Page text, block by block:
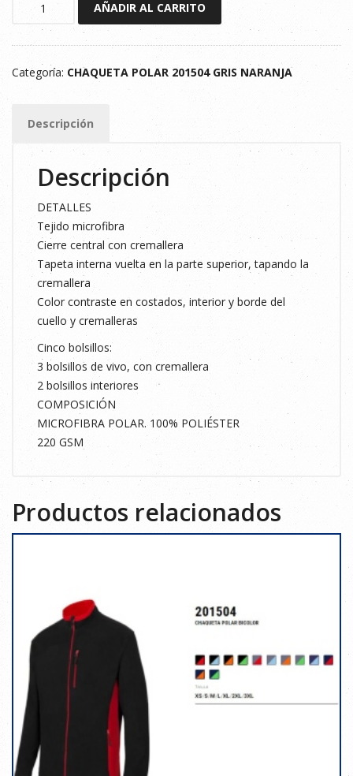
201504
cantidad
AÑADIR AL CARRITO
Categoría: CHAQUETA POLAR 201504 GRIS NARANJA
Descripción
Descripción
DETALLES
Tejido microfibra
Cierre central con cremallera
Tapeta interna vuelta en la parte superior, tapando la
cremallera
Color contraste en costados, interior y borde del
cuello y cremalleras
Cinco bolsillos:
3 bolsillos de vivo, con cremallera
2 bolsillos interiores
COMPOSICIÓN
MICROFIBRA POLAR. 100% POLIÉSTER
220 GSM
Productos relacionados